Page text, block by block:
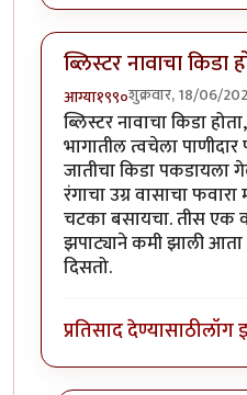
ब्लिस्टर नावाचा किडा
आग्या१९९०शुक्रवार, 18/06/
ब्लिस्टर नावाचा किडा
भागातील त्वचेला
जातीचा किडा पकडायला
रंगाचा उग्र वासाचा फवारा
चटका बसायचा. तीस एक
झपाट्याने कमी झाली
दिसतो.
प्रतिसाद देण्यासाठीलॉग